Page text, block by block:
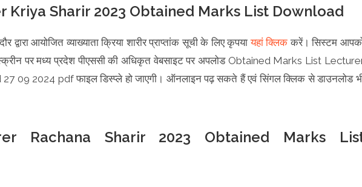
Kriya Sharir 2023 Obtained Marks List Download
द्वारा आयोजित व्याख्याता क्रिया शारीर प्राप्तांक सूची के लिए कृपयायहां क्लिक करें। सिस्टम
पर मध्य प्रदेश पीएससी की अधिकृत वेबसाइट पर अपलोड Obtained Marks List
09 2024 pdf फाइल डिस्प्ले हो जाएगी। ऑनलाइन पढ़ सकते हैं एवं सिंगल क्लिक से डाउनलोड
Rachana Sharir 2023 Obtained Marks